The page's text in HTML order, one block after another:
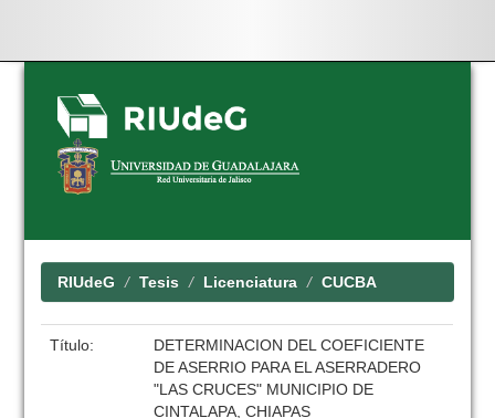
Skip
navigation
RIUdeG Tesis Licenciatura CUCBA
Título:
DETERMINACION DEL COEFICIENTE
DE ASERRIO PARA EL ASERRADERO
"LAS CRUCES" MUNICIPIO DE
CINTALAPA, CHIAPAS